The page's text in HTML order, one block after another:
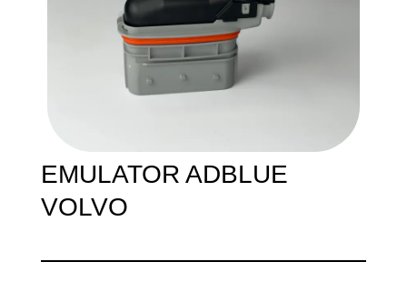
EMULATOR ADBLUE
VOLVO